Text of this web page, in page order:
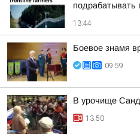
подрабатывать
13:44
Боевое знамя
09:59
В урочище
13:50